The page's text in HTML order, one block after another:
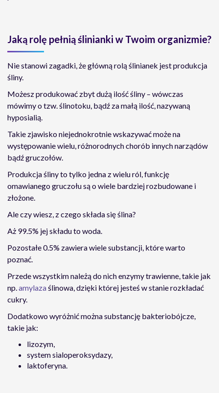
Jaką rolę pełnią ślinianki w Twoim organizmie?
Nie stanowi zagadki, że główną rolą ślinianek jest produkcja
śliny.
Możesz produkować zbyt dużą ilość śliny – wówczas
mówimy o tzw. ślinotoku, bądź za małą ilość, nazywaną
hyposialią.
Takie zjawisko niejednokrotnie wskazywać może na
występowanie wielu, różnorodnych chorób innych narządów
bądź gruczołów.
Produkcja śliny to tylko jedna z wielu ról, funkcję
omawianego gruczołu są o wiele bardziej rozbudowane i
złożone.
Ale czy wiesz, z czego składa się ślina?
Aż 99.5% jej składu to woda.
Pozostałe 0.5% zawiera wiele substancji, które warto
poznać.
Przede wszystkim należą do nich enzymy trawienne, takie jak
np.amylazaślinowa, dzięki której jesteś w stanie rozkładać
cukry.
Dodatkowo wyróżnić można substancję bakteriobójcze,
takie jak:
lizozym,
system sialoperoksydazy,
laktoferyna.